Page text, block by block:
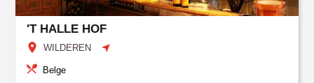
'T HALLE HOF
WILDEREN
Belge